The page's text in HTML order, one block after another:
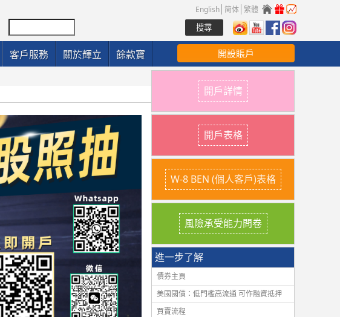
English 简体 繁體
客戶服務 關於輝立 餘款寶 開設賬戶
開戶詳情
開戶表格
W-8 BEN (個人客戶)表格
風險承受能力問卷
進一步了解
債券主頁
美國國債：低門檻高流通 可作融資抵押
買賣流程